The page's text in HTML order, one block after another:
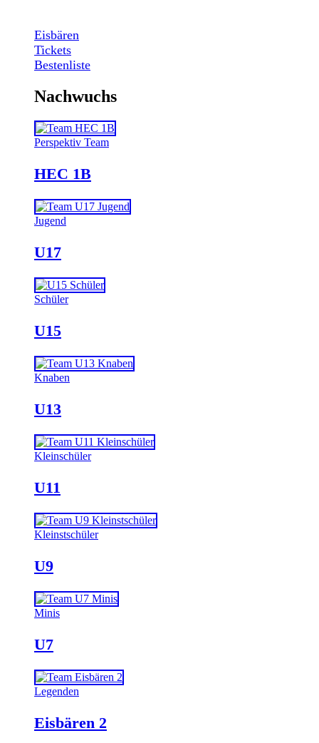
Eisbären
Tickets
Bestenliste
Nachwuchs
Perspektiv Team
HEC 1B
Jugend
U17
Schüler
U15
Knaben
U13
Kleinschüler
U11
Kleinstschüler
U9
Minis
U7
Legenden
Eisbären 2